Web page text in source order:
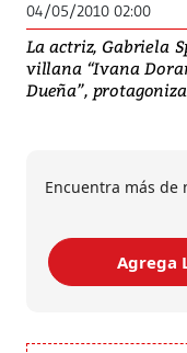
04/05/2010 02:00
La actriz, Gabriela
villana “Ivana
Dueña”,
Encuentra más de
Agrega